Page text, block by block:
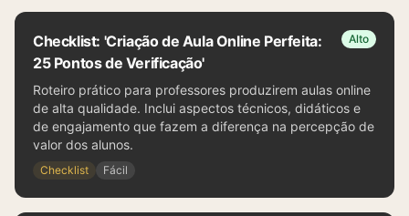
Checklist: 'Criação de Aula Online Perfeita:
25 Pontos de Verificação'
Alto
Roteiro prático para professores produzirem aulas online
de alta qualidade. Inclui aspectos técnicos, didáticos e
de engajamento que fazem a diferença na percepção de
valor dos alunos.
Checklist Fácil